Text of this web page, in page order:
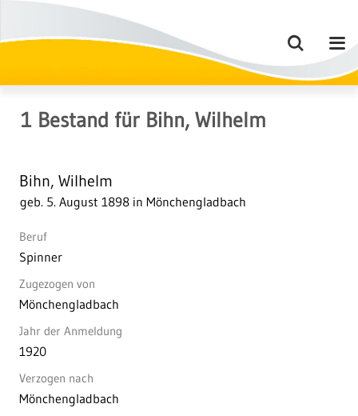
1 Bestand für Bihn, Wilhelm
Bihn, Wilhelm
geb. 5. August 1898 in Mönchengladbach
Beruf
Spinner
Zugezogen von
Mönchengladbach
Jahr der Anmeldung
1920
Verzogen nach
Mönchengladbach